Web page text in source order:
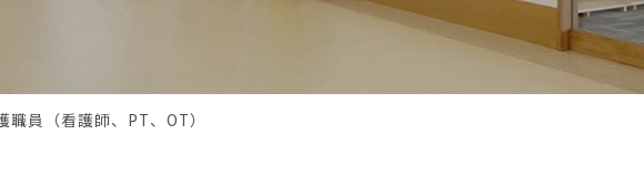
職員（看護師、PT、OT）